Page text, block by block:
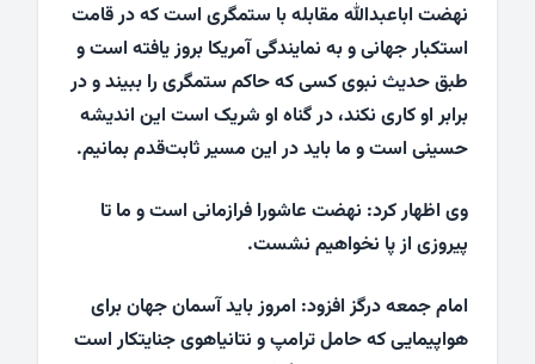
نهضت اباعبدالله مقابله با ستمگری است که در قامت
استکبار جهانی و به نمایندگی آمریکا بروز یافته است و
طبق حدیث نبوی کسی که حاکم ستمگری را ببیند و در
برابر او کاری نکند، در گناه او شریک است این اندیشه
حسینی است و ما باید در این مسیر ثابت‌قدم بمانیم.
وی اظهار کرد: نهضت عاشورا فرازمانی است و ما تا
پیروزی از پا نخواهیم نشست.
امام جمعه درگز افزود: امروز باید آسمان جهان برای
هواپیمایی که حامل ترامپ و نتانیاهوی جنایتکار است